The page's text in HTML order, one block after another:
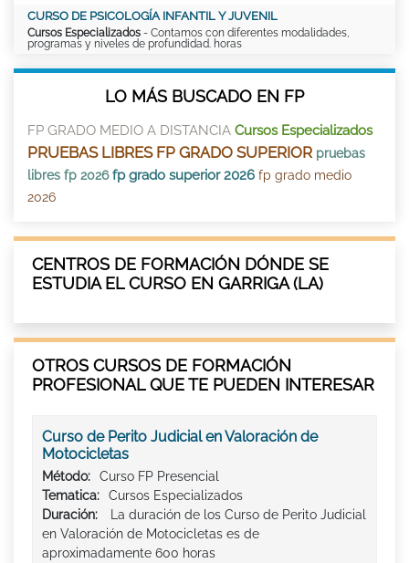
CURSO DE PSICOLOGÍA INFANTIL Y JUVENIL
Cursos Especializados - Contamos con diferentes modalidades,
programas y niveles de profundidad. horas
LO MÁS BUSCADO EN FP
FP GRADO MEDIO A DISTANCIA Cursos Especializados
PRUEBAS LIBRES FP GRADO SUPERIOR pruebas
libres fp 2026 fp grado superior 2026 fp grado medio
2026
CENTROS DE FORMACIÓN DÓNDE SE
ESTUDIA EL CURSO EN GARRIGA (LA)
OTROS CURSOS DE FORMACIÓN
PROFESIONAL QUE TE PUEDEN INTERESAR
Curso de Perito Judicial en Valoración de
Motocicletas
Método:
Curso FP Presencial
Tematica:
Cursos Especializados
Duración:
La duración de los Curso de Perito Judicial
en Valoración de Motocicletas es de
aproximadamente 600 horas